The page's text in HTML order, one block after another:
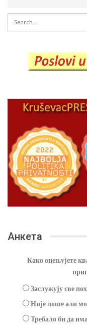
Анкета
Како оцењујете
Заслужују све
Није лоше али
Требало би да